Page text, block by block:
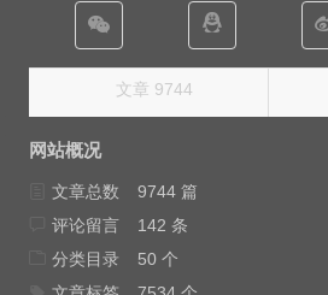
文章 9744
网站概况
文章总数
9744 篇
评论留言
142 条
分类目录
50 个